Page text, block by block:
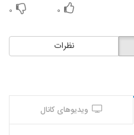
۰ ۰
نظرات
ویدیوهای کانال